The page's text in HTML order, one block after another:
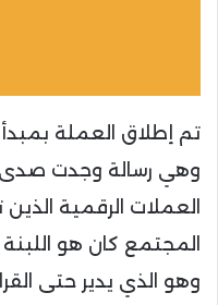
تم إطلاق العملة
وهي رسالة وجدت
العملات الرقمية
المجتمع كان هو
وهو الذي يدير حتى